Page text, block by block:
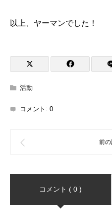
以上、ヤーマンでした！
活動
コメント: 0
コメント ( 0 )